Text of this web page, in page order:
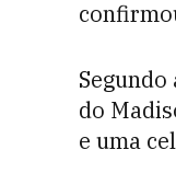
do
e uma